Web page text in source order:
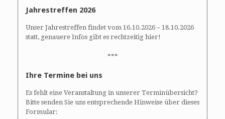
Jahrestreffen 2026
Unser Jahrestreffen findet vom 16.10.2026 – 18.10.2026
statt, genauere Infos gibt es rechtzeitig hier!
***
Ihre Termine bei uns
Es fehlt eine Veranstaltung in unserer Terminübersicht?
Bitte senden Sie uns entsprechende Hinweise über dieses
Formular: